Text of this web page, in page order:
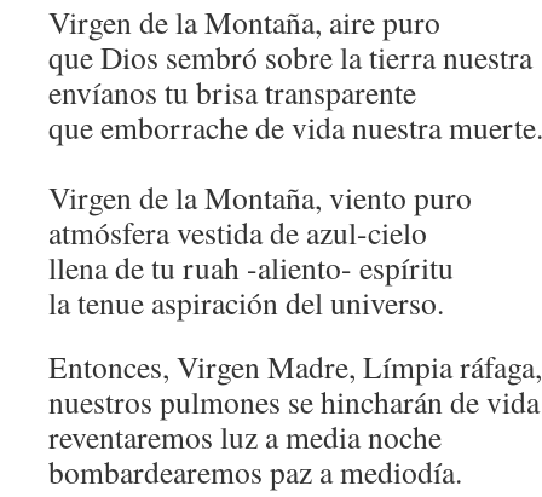
Virgen de la Montaña, aire puro
que Dios sembró sobre la tierra nuestra
envíanos tu brisa transparente
que emborrache de vida nuestra muerte.
Virgen de la Montaña, viento puro
atmósfera vestida de azul-cielo
llena de tu ruah -aliento- espíritu
la tenue aspiración del universo.
Entonces, Virgen Madre, Límpia ráfaga,
nuestros pulmones se hincharán de vida
reventaremos luz a media noche
bombardearemos paz a mediodía.